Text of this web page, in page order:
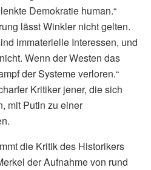
Demokratie human.“
lässt Winkler nicht gelten.
immaterielle Interessen, und
Wenn der Westen das
der Systeme verloren.“
Kritiker jener, die sich
mit Putin zu einer
die Kritik des Historikers
der Aufnahme von rund